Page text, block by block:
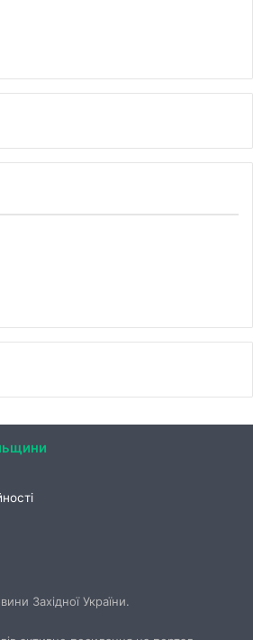
Західної України.